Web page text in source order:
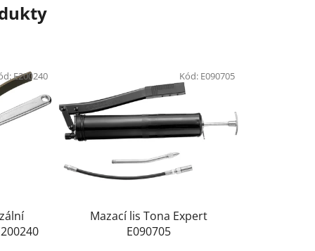
E200240
Mazací lis Tona Expert
E090705
Kód: E090705